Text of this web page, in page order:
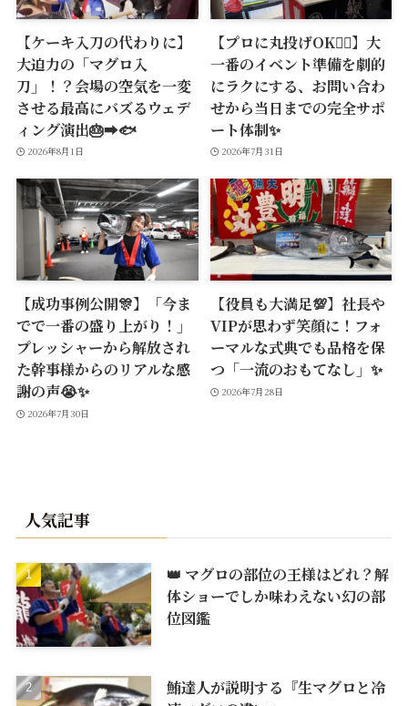
【ケーキ入刀の代わりに】
大迫力の「マグロ入
刀」！？会場の空気を一変
させる最高にバズるウェデ
ィング演出🎂➡️🐟
2026年8月1日
【プロに丸投げOK🙆‍♂️】大
一番のイベント準備を劇的
にラクにする、お問い合わ
せから当日までの完全サポ
ート体制✨
2026年7月31日
【成功事例公開🎊】「今ま
でで一番の盛り上がり！」
プレッシャーから解放され
た幹事様からのリアルな感
謝の声😭✨
2026年7月30日
【役員も大満足💯】社長や
VIPが思わず笑顔に！フォ
ーマルな式典でも品格を保
つ「一流のおもてなし」✨
2026年7月28日
人気記事
👑 マグロの部位の王様はどれ？解
体ショーでしか味わえない幻の部
位図鑑
鮪達人が説明する『生マグロと冷